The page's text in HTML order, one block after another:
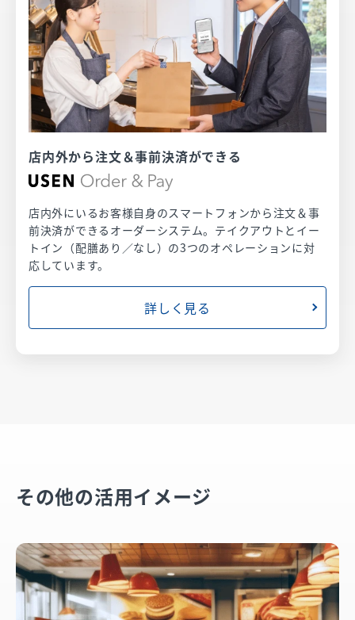
店内外から注文＆事前決済ができる
店内外にいるお客様自身のスマートフォンから注文＆事
前決済ができるオーダーシステム。テイクアウトとイー
トイン（配膳あり／なし）の3つのオペレーションに対
応しています。
詳しく見る
その他の活用イメージ